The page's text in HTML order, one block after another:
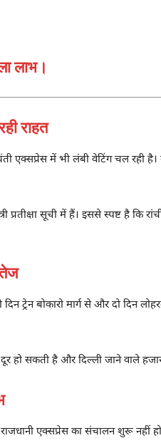
लाभ।
राहत
एक्सप्रेस में भी लंबी वेटिंग चल रही
सूची में हैं। इससे स्पष्ट है कि
ट्रेन बोकारो मार्ग से और दो दिन
सकती है और दिल्ली जाने वाले हजारों
एक्सप्रेस का संचालन शुरू नहीं